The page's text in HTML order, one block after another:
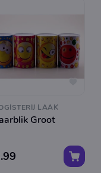
LAAK
Groot